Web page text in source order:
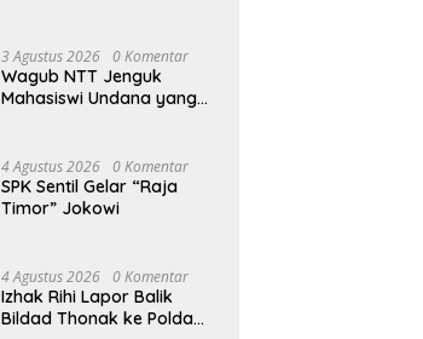
3 Agustus 2026 0 Komentar
Wagub NTT Jenguk
Mahasiswi Undana yang
4 Agustus 2026 0 Komentar
SPK Sentil Gelar “Raja
Timor” Jokowi
4 Agustus 2026 0 Komentar
Izhak Rihi Lapor Balik
Bildad Thonak ke Polda